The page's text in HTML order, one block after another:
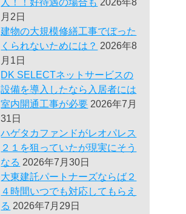
月2日
建物の大規模修繕工事でぼった
くられないためには？ 2026年8
月1日
DK SELECTネットサービスの
設備を導入したなら入居者には
室内開通工事が必要 2026年7月
31日
ハゲタカファンドがレオパレス
２１を狙っていたが現実にそう
なる 2026年7月30日
大東建託パートナーズならば２
４時間いつでも対応してもらえ
る 2026年7月29日